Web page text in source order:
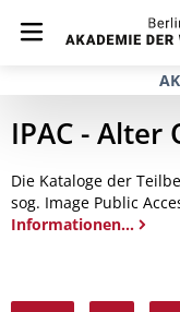
IPAC - Alter
Die Kataloge der
sog. Image Public
Informationen...